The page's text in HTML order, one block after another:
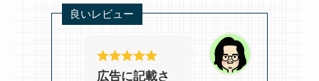
良いレビュー
広告に記載さ